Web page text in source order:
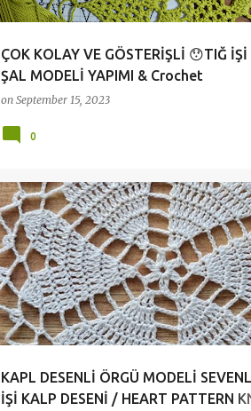
ÇOK KOLAY VE GÖSTERİŞLİ 😯TIĞ İŞİ
ŞAL MODELİ YAPIMI & Crochet
on September 15, 2023
0
KAPL DESENLİ ÖRGÜ MODELİ
İŞİ KALP DESENİ / HEART PATTERN